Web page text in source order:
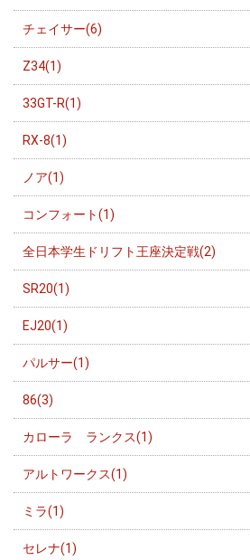
チェイサー(6)
Z34(1)
33GT-R(1)
RX-8(1)
ノア(1)
コンフォート(1)
全日本学生ドリフト王座決定戦(2)
SR20(1)
EJ20(1)
パルサー(1)
86(3)
カローラ ランクス(1)
アルトワークス(1)
ミラ(1)
セレナ(1)